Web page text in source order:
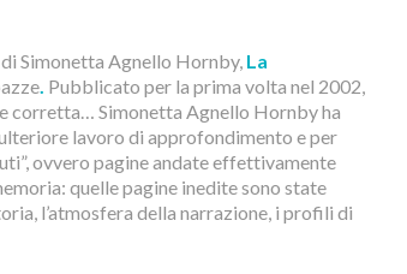
Simonetta Agnello Hornby, La
. Pubblicato per la prima volta nel 2002,
corretta… Simonetta Agnello Hornby ha
lavoro di approfondimento e per
ovvero pagine andate effettivamente
quelle pagine inedite sono state
l’atmosfera della narrazione, i profili di